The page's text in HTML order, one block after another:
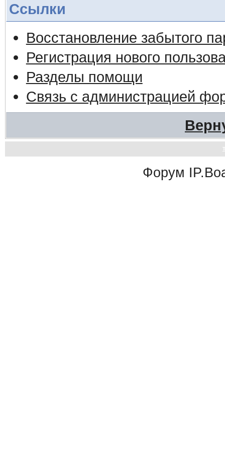
Ссылки
Восстановление забытого
Регистрация нового
Разделы помощи
Связь с администрацией
Форум